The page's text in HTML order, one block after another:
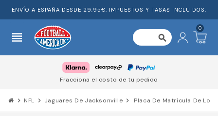
ENVÍO A ESPAÑA DESDE 29,95€. IMPUESTOS Y TASAS INCLUIDOS.
view_headline search
0
chevron_right NFL chevron_right Jaguares De Jacksonville chevron_right Placa De Matrícula De